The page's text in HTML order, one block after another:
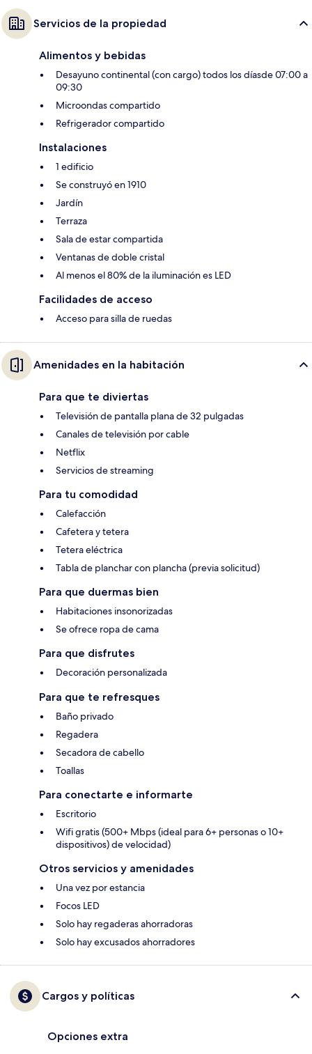
Servicios de la propiedad
Alimentos y bebidas
Desayuno continental (con cargo) todos los díasde 07:00 a
09:30
Microondas compartido
Refrigerador compartido
Instalaciones
1 edificio
Se construyó en 1910
Jardín
Terraza
Sala de estar compartida
Ventanas de doble cristal
Al menos el 80% de la iluminación es LED
Facilidades de acceso
Acceso para silla de ruedas
Amenidades en la habitación
Para que te diviertas
Televisión de pantalla plana de 32 pulgadas
Canales de televisión por cable
Netflix
Servicios de streaming
Para tu comodidad
Calefacción
Cafetera y tetera
Tetera eléctrica
Tabla de planchar con plancha (previa solicitud)
Para que duermas bien
Habitaciones insonorizadas
Se ofrece ropa de cama
Para que disfrutes
Decoración personalizada
Para que te refresques
Baño privado
Regadera
Secadora de cabello
Toallas
Para conectarte e informarte
Escritorio
Wifi gratis (500+ Mbps (ideal para 6+ personas o 10+
dispositivos) de velocidad)
Otros servicios y amenidades
Una vez por estancia
Focos LED
Solo hay regaderas ahorradoras
Solo hay excusados ahorradores
Cargos y políticas
Opciones extra